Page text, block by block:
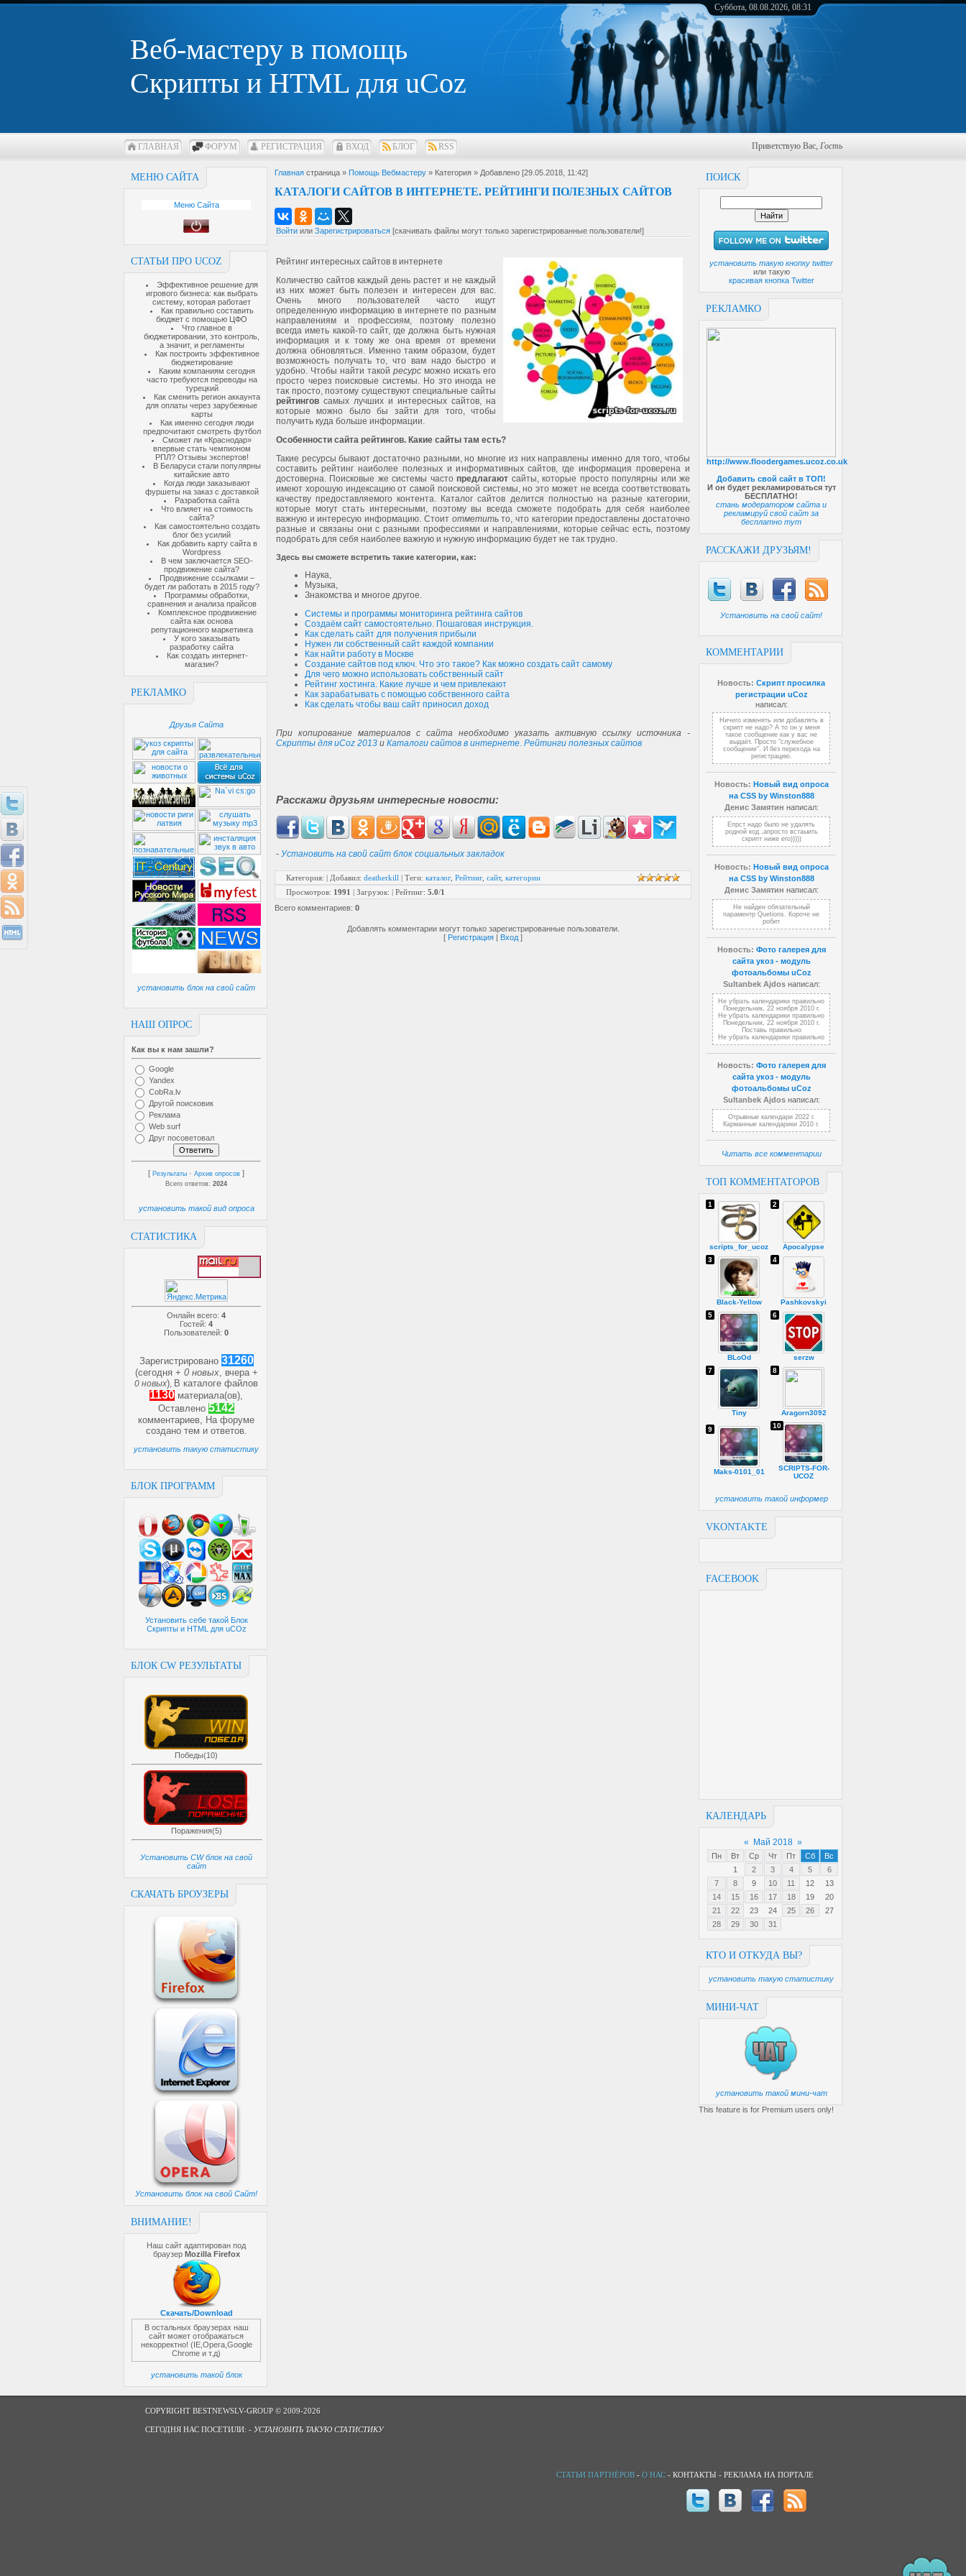
Веб-мастеру в помощь
Скрипты и HTML для uCoz
Суббота, 08.08.2026, 08:31
ГЛАВНАЯ ФОРУМ РЕГИСТРАЦИЯ ВХОД БЛОГ RSS Приветствую Вас, Гость
МЕНЮ САЙТА
Меню Сайта
СТАТЬИ ПРО UCOZ
Эффективное решение для
игрового бизнеса: как выбрать
систему, которая работает
Как правильно составить
бюджет с помощью ЦФО
Что главное в
бюджетировании, это контроль,
а значит, и регламенты
Как построить эффективное
бюджетирование
Каким компаниям сегодня
часто требуются переводы на
турецкий
Как сменить регион аккаунта
для оплаты через зарубежные
карты
Как именно сегодня люди
предпочитают смотреть футбол
Сможет ли «Краснодар»
впервые стать чемпионом
РПЛ? Отзывы экспертов!
В Беларуси стали популярны
китайские авто
Когда люди заказывают
фуршеты на заказ с доставкой
Разработка сайта
Что влияет на стоимость
сайта?
Как самостоятельно создать
блог без усилий
Как добавить карту сайта в
Wordpress
В чем заключается SEO-
продвижение сайта?
Продвижение ссылками –
будет ли работать в 2015 году?
Программы обработки,
сравнения и анализа прайсов
Комплексное продвижение
сайта как основа
репутационного маркетинга
У кого заказывать
разработку сайта
Как создать интернет-
магазин?
РЕКЛАМКО
Друзья Сайта
установить блок на свой сайт
НАШ ОПРОС
Как вы к нам зашли?
Google
Yandex
CobRa.lv
Другой поисковик
Реклама
Web surf
Друг посоветовал
[ Результаты · Архив опросов ]
Всего ответов: 2024
установить такой вид опроса
СТАТИСТИКА
Онлайн всего: 4
Гостей: 4
Пользователей: 0
Зарегистрировано 31260
(сегодня + 0 новых, вчера +
0 новых) В каталоге файлов
1130 материала(ов),
Оставлено 5142
комментариев, На форуме
создано тем и ответов.
установить такую статистику
БЛОК ПРОГРАММ
Установить себе такой Блок
Скрипты и HTML для uCOz
БЛОК CW РЕЗУЛЬТАТЫ
Победы(10)
Поражения(5)
Установить CW блок на свой
сайт
СКАЧАТЬ БРОУЗЕРЫ
Установить блок на свой Сайт!
ВНИМАНИЕ!
Наш сайт адаптирован под
браузер Mozilla Firefox
Скачать/Download
В остальных браузерах наш
сайт может отображаться
некорректно! (IE,Opera,Google
Chrome и т.д)
установить такой блок
ПОИСК
установить такую кнопку twitter
или такую
красивая кнопка Twitter
РЕКЛАМКО
http://www.floodergames.ucoz.co.uk
Добавить свой сайт в ТОП!
И он будет рекламироваться тут
БЕСПЛАТНО!
стань модератором сайта и
рекламируй свой сайт за
бесплатно тут
РАССКАЖИ ДРУЗЬЯМ!
Установить на свой сайт!
КОММЕНТАРИИ
Новость: Скрипт просилка
регистрации uCoz
написал:
Ничего изменять или добавлять в
скрипт не надо? А то он у меня
такое сообщение как у вас не
выдаёт. Просто "служебное
сообщение". И без перехода на
регистрацию.
Новость: Новый вид опроса
на CSS by Winston888
Денис Замятин написал:
Епрст надо было не удалять
родной код ,апросто встаыить
скрипт ниже его)))))
Новость: Новый вид опроса
на CSS by Winston888
Денис Замятин написал:
Не найден обязательный
параментр Quetions. Короче не
робит
Новость: Фото галерея для
сайта укоз - модуль
фотоальбомы uCoz
Sultanbek Ajdosнаписал:
Не убрать календарики правильно
Понедельник, 22 ноября 2010 г.
Не убрать календарики правильно
Понедельник, 22 ноября 2010 г.
Поставь правильно
Не убрать календарики правильно
Новость: Фото галерея для
сайта укоз - модуль
фотоальбомы uCoz
Sultanbek Ajdosнаписал:
Отрывные календари 2022 г.
Карманные календарики 2010 г.
Читать все комментарии
ТОП КОММЕНТАТОРОВ
scripts_for_ucoz
1
Apocalypse
2
Black-Yellow
3
Pashkovskyi
4
BLoOd
5
serzw
6
Tiny
7
Aragorn3092
8
Maks-0101_01
9
SCRIPTS-FOR-
UCOZ
10
установить такой информер
VKONTAKTE
FACEBOOK
КАЛЕНДАРЬ
« Май 2018 »
Пн Вт Ср Чт Пт Сб
Вс
1
2 3 4 5
6
7
8 9 10 11 12
13
14
15 16 17 18 19
20
21
22 23 24 25 26
27
28
29 30 31
КТО И ОТКУДА ВЫ?
установить такую статистику
МИНИ-ЧАТ
установить такой мини-чат
This feature is for Premium users only!
Главная страница » Помощь Вебмастеру » Категория » Добавлено [29.05.2018, 11:42]
КАТАЛОГИ САЙТОВ В ИНТЕРНЕТЕ. РЕЙТИНГИ ПОЛЕЗНЫХ САЙТОВ
Войти или Зарегистрироваться [скачивать файлы могут только зарегистрированные пользователи!]
Рейтинг интересных сайтов в интернете
Количество сайтов каждый день растет и не каждый
из них может быть полезен и интересен для вас.
Очень много пользователей часто ищут
определенную информацию в интернете по разным
направлениям и профессиям, поэтому полезно
всегда иметь какой-то сайт, где должна быть нужная
информация и к тому же она время от времени
должна обновляться. Именно таким образом, будет
возможность получать то, что вам надо быстро и
удобно. Чтобы найти такой ресурс можно искать его
просто через поисковые системы. Но это иногда не
так просто, поэтому существуют специальные сайты
рейтингов самых лучших и интересных сайтов, на
которые можно было бы зайти для того, чтобы
получить куда больше информации.
Особенности сайта рейтингов. Какие сайты там есть?
Такие ресурсы бывают достаточно разными, но многие из них направлены именно для того, чтобы
составить рейтинг наиболее полезных и информативных сайтов, где информация проверена и
достоверна. Поисковые же системы частопредлагают сайты, которые просто популярны или же
имеют хорошую индексацию от самой поисковой системы, но это может не всегда соответствовать
качеству предоставляемого контента. Каталог сайтов делится полностью на разные категории,
которые могут стать интересными, поэтому вы всегда сможете подобрать для себя наиболее
важную и интересую информацию. Стоит отметитьто, что категории предоставлены достаточно
разные и связаны они с разными профессиями и направлениями, которые сейчас есть, поэтому
подобрать для себя наиболее важную и нужную информацию будет не так трудно.
Здесь вы сможете встретить такие категории, как:
Наука,
Музыка,
Знакомства и многое другое.
Системы и программы мониторинга рейтинга сайтов
Создаём сайт самостоятельно. Пошаговая инструкция.
Как сделать сайт для получения прибыли
Нужен ли собственный сайт каждой компании
Как найти работу в Москве
Создание сайтов под ключ. Что это такое? Как можно создать сайт самому
Для чего можно использовать собственный сайт
Рейтинг хостинга. Какие лучше и чем привлекают
Как зарабатывать с помощью собственного сайта
Как сделать чтобы ваш сайт приносил доход
При копирование материалов с сайта необходимо указать активную ссылку источника -
Скрипты для uCoz 2013 и Каталоги сайтов в интернете. Рейтинги полезных сайтов
Расскажи друзьям интересные новости:
- Установить на свой сайт блок социальных закладок
Категория: | Добавил: deatherkill | Теги: каталог, Рейтинг, сайт, категории
Просмотров: 1991 | Загрузок: | Рейтинг: 5.0/1
Всего комментариев: 0
Добавлять комментарии могут только зарегистрированные пользователи.
[ Регистрация | Вход ]
COPYRIGHT BESTNEWSLV-GROUP © 2009-2026
СЕГОДНЯ НАС ПОСЕТИЛИ: - УСТАНОВИТЬ ТАКУЮ СТАТИСТИКУ
СТАТЬИ ПАРТНЁРОВ - О НАС - КОНТАКТЫ - РЕКЛАМА НА ПОРТАЛЕ